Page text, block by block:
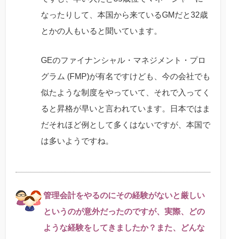
なったりして、本国から来ているGMだと32歳
とかの人もいると聞いています。
GEのファイナンシャル・マネジメント・プロ
グラム (FMP)が有名ですけども、今の会社でも
似たような制度をやっていて、それで入ってく
ると昇格が早いと言われています。日本ではま
だそれほど例として多くはないですが、本国で
は多いようですね。
管理会計をやるのにその経験がないと厳しい
というのが意外だったのですが、実際、どの
ような経験をしてきましたか？また、どんな